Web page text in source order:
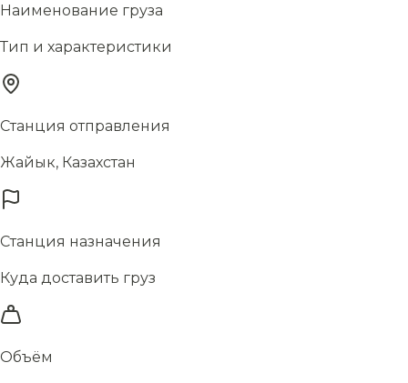
Наименование груза
Тип и характеристики
Станция отправления
Жайык, Казахстан
Станция назначения
Куда доставить груз
Объём